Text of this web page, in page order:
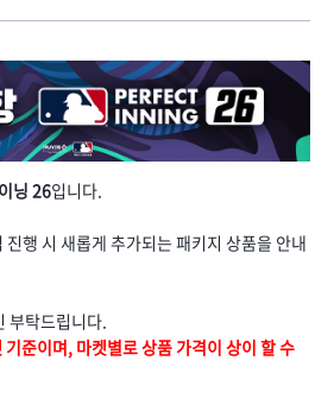
닝 26입니다.
행 시 새롭게 추가되는 패키지 상품을 안내
부탁드립니다.
준이며, 마켓별로 상품 가격이 상이 할 수